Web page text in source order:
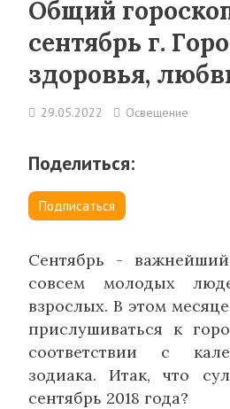
Общий
сентябрь г.
здоровья,
29.05.2022 Освещение
Поделиться:
Подписаться
Сентябрь -
совсем молодых
взрослых. В этом
прислушиваться к
соответствии с
зодиака. Итак, что
сентябрь 2018 года?